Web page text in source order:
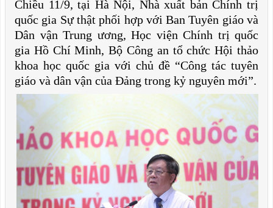
Chiều 11/9, tại Hà Nội, Nhà xuất bản Chính trị
quốc gia Sự thật phối hợp với Ban Tuyên giáo và
Dân vận Trung ương, Học viện Chính trị quốc
gia Hồ Chí Minh, Bộ Công an tổ chức Hội thảo
khoa học quốc gia với chủ đề “Công tác tuyên
giáo và dân vận của Đảng trong kỷ nguyên mới”.